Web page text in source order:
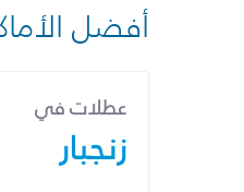
أفضل
عطلات في
زنجبار